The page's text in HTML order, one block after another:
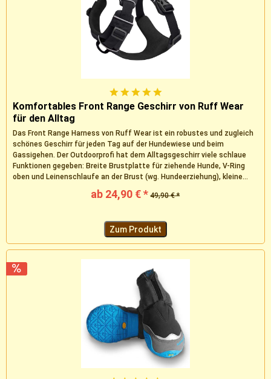
Komfortables Front Range Geschirr von Ruff Wear
für den Alltag
Das Front Range Harness von Ruff Wear ist ein robustes und zugleich
schönes Geschirr für jeden Tag auf der Hundewiese und beim
Gassigehen. Der Outdoorprofi hat dem Alltagsgeschirr viele schlaue
Funktionen gegeben: Breite Brustplatte für ziehende Hunde, V-Ring
oben und Leinenschlaufe an der Brust (wg. Hundeerziehung), kleine...
ab 24,90 € * 49,90 € *
Zum Produkt